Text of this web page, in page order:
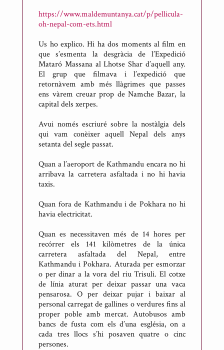
c
t
p
e
A
n
n
R
i
a
r
t
d
e
M
e
s
o
n
s
https://www.maldemuntanya.cat/p/pellicula-
oh-nepal-com-ets.html
Us ho explico. Hi ha dos moments al film en
que s’esmenta la desgràcia de l’Expedició
Mataró Massana al Lhotse Shar d’aquell any.
El grup que filmava i l’expedició que
retornàvem amb més llàgrimes que passes
ens vàrem creuar prop de Namche Bazar, la
capital dels xerpes.
Avui només escriuré sobre la nostàlgia dels
qui vam conèixer aquell Nepal dels anys
setanta del segle passat.
Quan a l’aeroport de Kathmandu encara no hi
arribava la carretera asfaltada i no hi havia
taxis.
Quan fora de Kathmandu i de Pokhara no hi
havia electricitat.
Quan es necessitaven més de 14 hores per
recórrer els 141 kilòmetres de la única
carretera asfaltada del Nepal, entre
Kathmandu i Pokhara. Aturada per esmorzar
o per dinar a la vora del riu Trisuli. El cotxe
de línia aturat per deixar passar una vaca
pensarosa. O per deixar pujar i baixar al
personal carregat de gallines o verdures fins al
proper poble amb mercat. Autobusos amb
bancs de fusta com els d’una església, on a
cada tres llocs s’hi posaven quatre o cinc
persones.